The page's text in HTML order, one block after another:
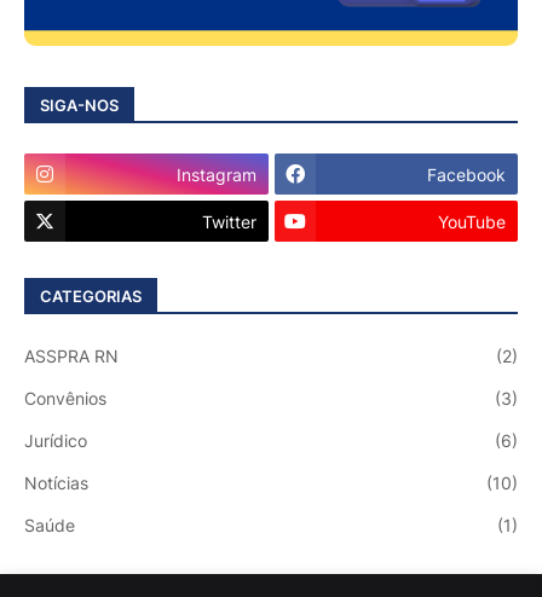
SIGA-NOS
Instagram Facebook
Twitter YouTube
CATEGORIAS
ASSPRA RN (2)
Convênios (3)
Jurídico (6)
Notícias (10)
Saúde (1)